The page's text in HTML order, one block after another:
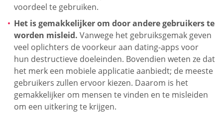
voordeel te gebruiken.
Het is gemakkelijker om door andere gebruikers te
worden misleid. Vanwege het gebruiksgemak geven
veel oplichters de voorkeur aan dating-apps voor
hun destructieve doeleinden. Bovendien weten ze dat
het merk een mobiele applicatie aanbiedt; de meeste
gebruikers zullen ervoor kiezen. Daarom is het
gemakkelijker om mensen te vinden en te misleiden
om een uitkering te krijgen.